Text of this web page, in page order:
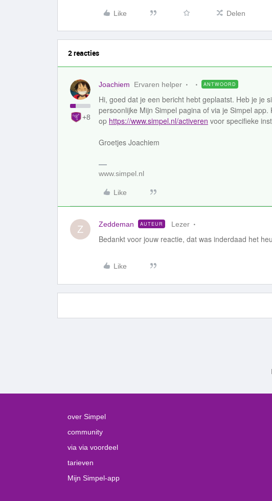
Like Delen
2 reacties
+8
Joachiem Ervaren helper ANTWOORD
Hi, goed dat je een bericht hebt geplaatst. Heb je je
persoonlijke Mijn Simpel pagina of via je Simpel app.
op https://www.simpel.nl/activeren voor specifieke
Groetjes Joachiem
www.simpel.nl
Like
Z Zeddeman AUTEUR Lezer
Bedankt voor jouw reactie, dat was inderdaad het
Like
over Simpel
community
via via voordeel
tarieven
Mijn Simpel-app